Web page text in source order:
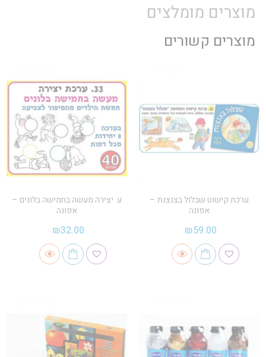
מוצרים מומלצים
מוצרים קשורים
ערכת קישוט שבלול בצנצנת –
אפונה
₪59.00
ע. יצירה מעשה בחמישה בלונים –
אפונה
₪32.00